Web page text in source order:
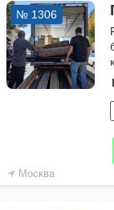
Москва
№ 1306